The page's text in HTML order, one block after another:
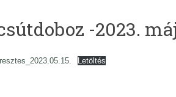
-2023.
Letöltés